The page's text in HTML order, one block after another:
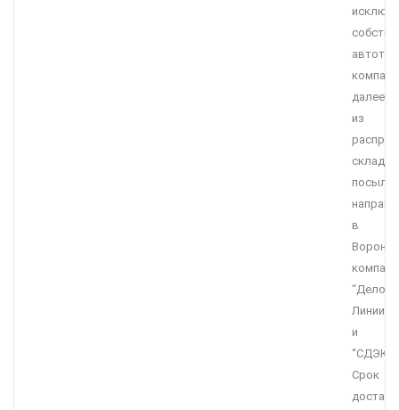
далее
из
склада
посылки
в
Линии”
и
“СДЭК”.
Срок